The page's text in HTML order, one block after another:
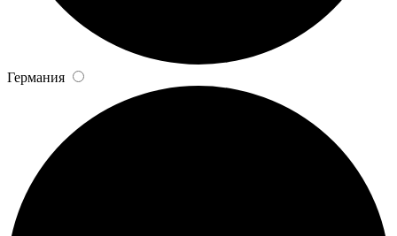
Германия